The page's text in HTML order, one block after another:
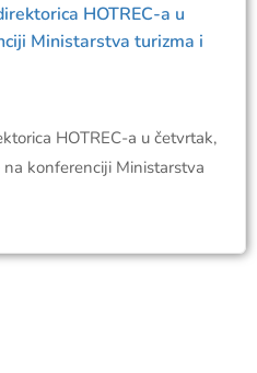
HOTREC-a u
Ministarstva turizma i
HOTREC-a u četvrtak,
konferenciji Ministarstva